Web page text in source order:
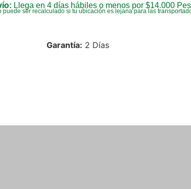
Llega en 4 días hábiles o menos por $14.000
puede ser recalculado si tu ubicación es lejana para las
Garantía: 2 Días